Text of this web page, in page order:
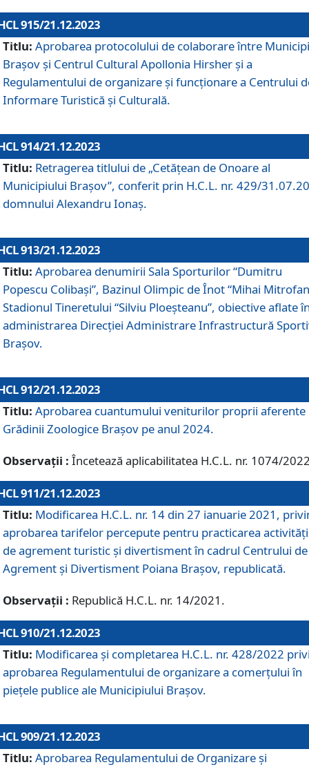
915/21.12.2023
Titlu: Aprobarea protocolului de colaborare între
Brașov și Centrul Cultural Apollonia Hirsher și a
Regulamentului de organizare și funcționare a Centrului
Informare Turistică și Culturală.
914/21.12.2023
Titlu: Retragerea titlului de „Cetățean de Onoare al
Municipiului Brașov”, conferit prin H.C.L. nr. 429/
domnului Alexandru Ionaș.
913/21.12.2023
Titlu: Aprobarea denumirii Sala Sporturilor “Dumitru
Popescu Colibași”, Bazinul Olimpic de Înot “Mihai
Stadionul Tineretului “Silviu Ploeșteanu”, obiective aflate
administrarea Direcției Administrare Infrastructură
Brașov.
912/21.12.2023
Titlu: Aprobarea cuantumului veniturilor proprii aferente
Grădinii Zoologice Braşov pe anul 2024.
Observații : Încetează aplicabilitatea H.C.L. nr. 1074/
911/21.12.2023
Titlu: Modificarea H.C.L. nr. 14 din 27 ianuarie 2021,
aprobarea tarifelor percepute pentru practicarea
de agrement turistic și divertisment în cadrul Centrului de
Agrement și Divertisment Poiana Brașov, republicată.
Observații : Republică H.C.L. nr. 14/2021.
910/21.12.2023
Titlu: Modificarea și completarea H.C.L. nr. 428/2022
aprobarea Regulamentului de organizare a comerțului în
piețele publice ale Municipiului Braşov.
909/21.12.2023
Titlu: Aprobarea Regulamentului de Organizare și